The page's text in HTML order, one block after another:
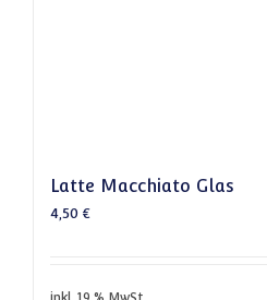
Latte Macchiato Glas
4,50 €